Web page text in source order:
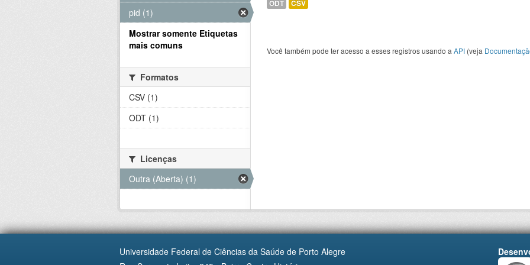
ODT CSV
Você também pode ter acesso a esses registros usando a API (veja
pid (1)
Mostrar somente Etiquetas
mais comuns
Formatos
CSV (1)
ODT (1)
Licenças
Outra (Aberta) (1)
Universidade Federal de Ciências da Saúde de Porto Alegre